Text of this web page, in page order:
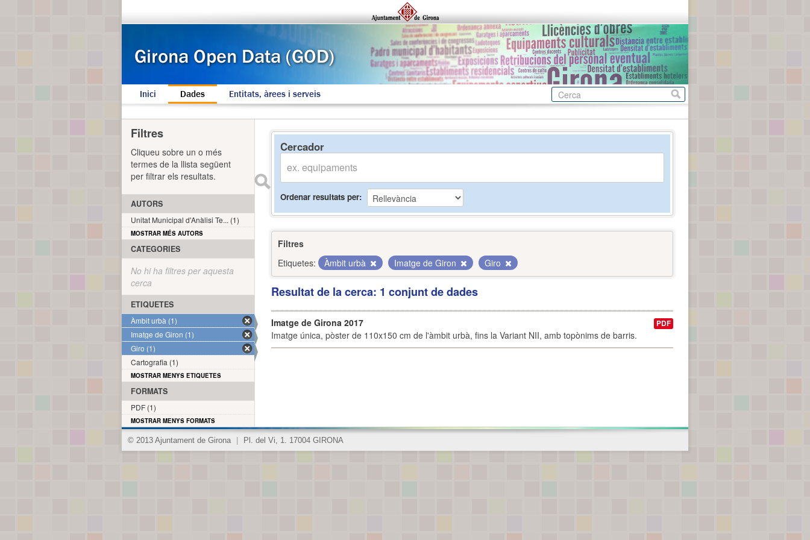
Inici Dades Entitats, àrees i serveis
Cercador
Ordenar resultats per
Filtres
Etiquetes:
Àmbit urbà Imatge de Giron Giro
Resultat de la cerca: 1 conjunt de dades
Imatge de Girona 2017
Imatge única, pòster de 110x150 cm de l'àmbit urbà, fins la Variant NII, amb topònims de barris.
PDF
Filtres
Cliqueu sobre un o més
termes de la llista següent
per filtrar els resultats.
AUTORS
Unitat Municipal d'Anàlisi Te... (1)
MOSTRAR MÉS AUTORS
CATEGORIES
No hi ha filtres per aquesta
cerca
ETIQUETES
Àmbit urbà (1)
Imatge de Giron (1)
Giro (1)
Cartografia (1)
MOSTRAR MENYS ETIQUETES
FORMATS
PDF (1)
MOSTRAR MENYS FORMATS
© 2013 Ajuntament de Girona Pl. del Vi, 1. 17004 GIRONA